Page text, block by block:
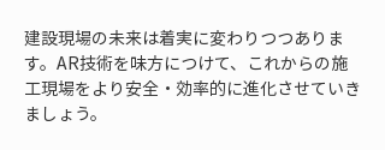
建設現場の未来は着実に変わりつつありま
す。AR技術を味方につけて、これからの施
工現場をより安全・効率的に進化させていき
ましょう。